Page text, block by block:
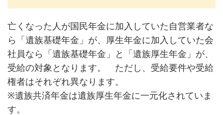
亡くなった人が国民年金に加入していた自営業者な
ら「遺族基礎年金」が、厚生年金に加入していた会
社員なら「遺族基礎年金」と「遺族厚生年金」が、
受給の対象となります。 ただし、受給要件や受給
権者はそれぞれ異なります。
※遺族共済年金は遺族厚生年金に一元化されていま
す。